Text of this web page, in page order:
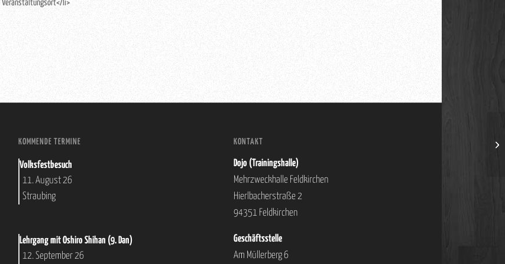
Veranstaltungsort</li>
KOMMENDE TERMINE
Volksfestbesuch
11. August 26
Straubing
Lehrgang mit Oshiro Shihan (9. Dan)
12. September 26
KONTAKT
Dojo (Trainingshalle)
Mehrzweckhalle Feldkirchen
Hierlbacherstraße 2
94351 Feldkirchen
Geschäftsstelle
Am Müllerberg 6